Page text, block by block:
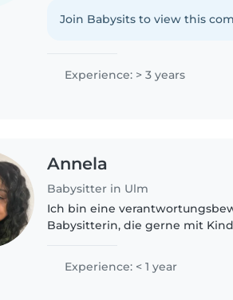
Deutsch, Englisch, Französisch,..
Join Babysits to view this
Experience: > 3 years
Annela
Babysitter in Ulm
Ich bin eine
Babysitterin, die gerne mit
und habe meine Ausbildung..
Experience: < 1 year